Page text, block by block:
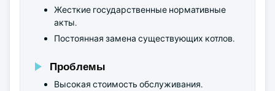
Жесткие государственные нормативные
акты.
Постоянная замена существующих котлов.
Проблемы
Высокая стоимость обслуживания.